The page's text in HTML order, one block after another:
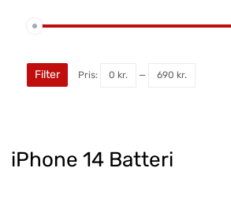
iPhone 14 Batteri
Filter Pris: 0 kr. — 690 kr.